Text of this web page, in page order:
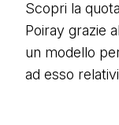
Scopri la
Poiray grazie
un modello
ad esso